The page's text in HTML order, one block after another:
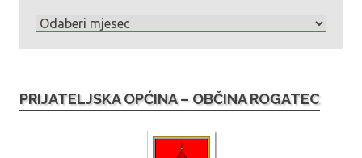
A
v
PRIJATELJSKA OPĆINA – OBČINA ROGATEC